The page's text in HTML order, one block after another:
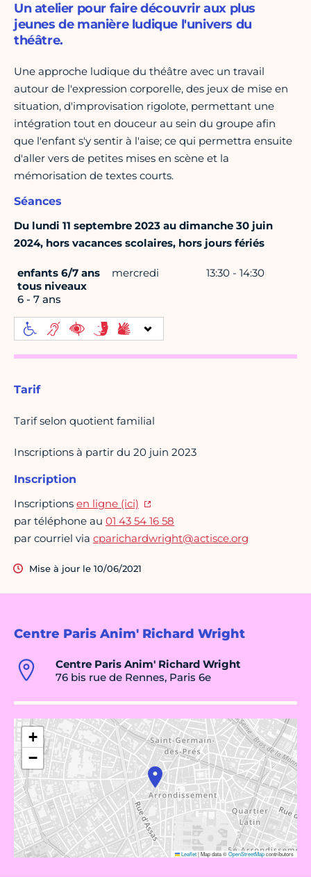
Centre Paris Anim' Richard Wright
Centre Paris Anim' Richard Wright
76 bis rue de Rennes, Paris 6e
+
−
Leaflet|Map data ©OpenStreetMapcontributors
Un atelier pour faire découvrir aux plus
jeunes de manière ludique l'univers du
théâtre.
Une approche ludique du théâtre avec un travail
autour de l'expression corporelle, des jeux de mise en
situation, d'improvisation rigolote, permettant une
intégration tout en douceur au sein du groupe afin
que l'enfant s'y sentir à l'aise; ce qui permettra ensuite
d'aller vers de petites mises en scène et la
mémorisation de textes courts.
Séances
Du lundi 11 septembre 2023 au dimanche 30 juin
2024, hors vacances scolaires, hors jours fériés
enfants 6/7 ans
tous niveaux
6 - 7 ans
mercredi 13:30 - 14:30
Tarif
Tarif selon quotient familial
Inscriptions à partir du 20 juin 2023
Inscription
Inscriptions en ligne (ici)
par téléphone au 01 43 54 16 58
par courriel via cparichardwright@actisce.org
Mise à jour le 10/06/2021